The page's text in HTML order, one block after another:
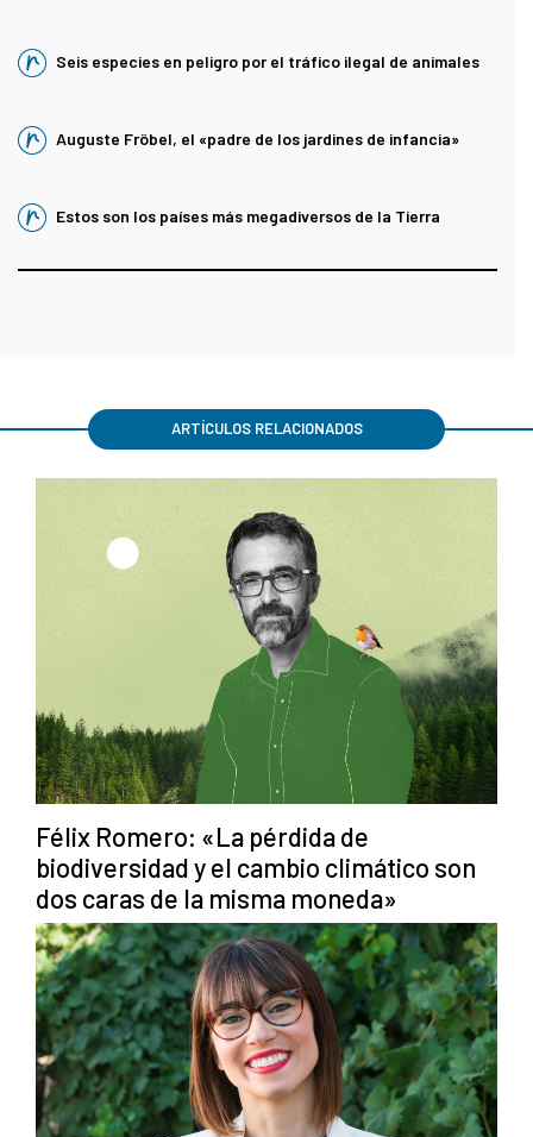
Seis especies en peligro por el tráfico ilegal de animales
Auguste Fröbel, el «padre de los jardines de infancia»
Estos son los países más megadiversos de la Tierra
ARTÍCULOS RELACIONADOS
Félix Romero: «La pérdida de
biodiversidad y el cambio climático son
dos caras de la misma moneda»